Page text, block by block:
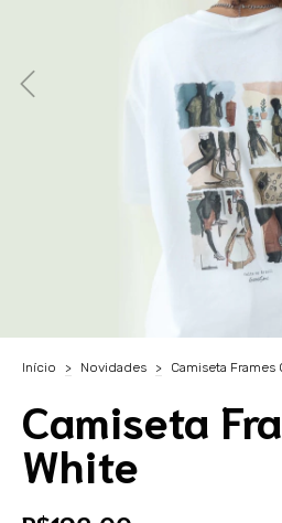
Início > Novidades > Camiseta Frames
Camiseta
White